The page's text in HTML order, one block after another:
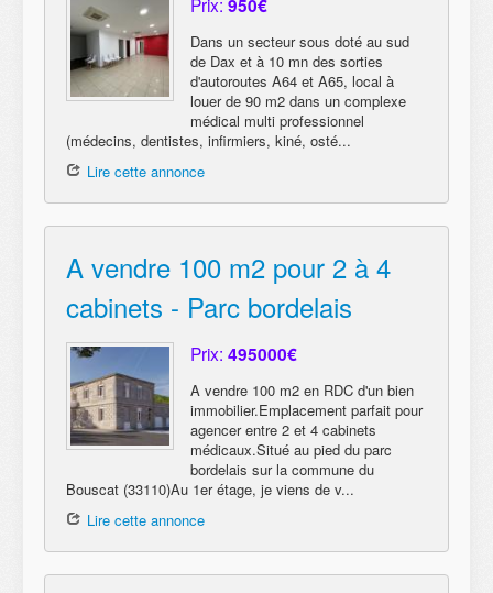
Dans un secteur sous doté au sud
de Dax et à 10 mn des sorties
d'autoroutes A64 et A65, local à
louer de 90 m2 dans un complexe
médical multi professionnel
(médecins, dentistes, infirmiers, kiné, osté...
Lire cette annonce
A vendre 100 m2 pour 2 à 4
cabinets - Parc bordelais
Prix: 495000€
A vendre 100 m2 en RDC d'un bien
immobilier.Emplacement parfait pour
agencer entre 2 et 4 cabinets
médicaux.Situé au pied du parc
bordelais sur la commune du
Bouscat (33110)Au 1er étage, je viens de v...
Lire cette annonce